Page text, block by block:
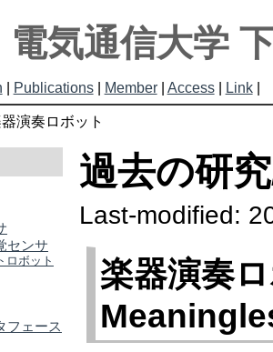
電気通信大学
Publications| Member| Access| Link|
演奏ロボット
センサ
ロボット
フェース
過去の研
Last-modified:
楽器演奏